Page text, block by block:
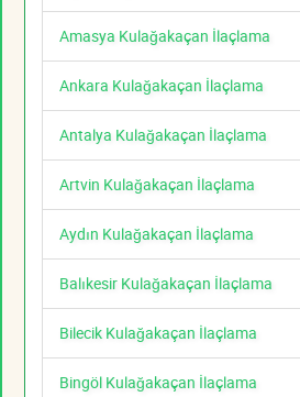
Amasya Kulağakaçan İlaçlama
Ankara Kulağakaçan İlaçlama
Antalya Kulağakaçan İlaçlama
Artvin Kulağakaçan İlaçlama
Aydın Kulağakaçan İlaçlama
Balıkesir Kulağakaçan İlaçlama
Bilecik Kulağakaçan İlaçlama
Bingöl Kulağakaçan İlaçlama